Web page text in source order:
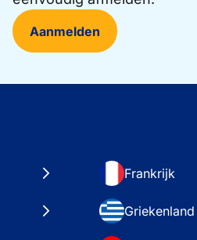
Aanmelden
Frankrijk
Griekenland